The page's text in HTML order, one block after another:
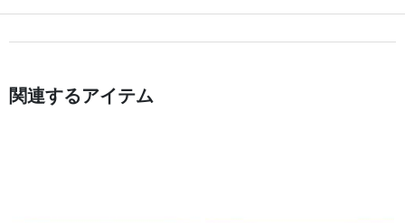
関連するアイテム